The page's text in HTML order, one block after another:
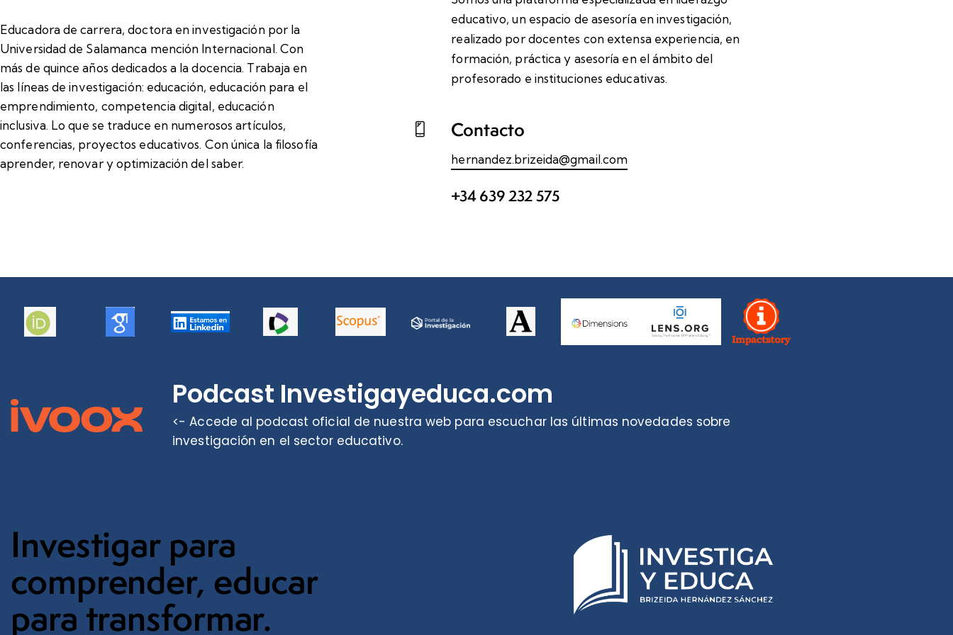
Educadora de carrera, doctora en investigación por la
Universidad de Salamanca mención Internacional. Con
más de quince años dedicados a la docencia. Trabaja en
las líneas de investigación: educación, educación para el
emprendimiento, competencia digital, educación
inclusiva. Lo que se traduce en numerosos artículos,
conferencias, proyectos educativos. Con única la filosofía
aprender, renovar y optimización del saber.
educativo, un espacio de asesoría en investigación,
realizado por docentes con extensa experiencia, en
formación, práctica y asesoría en el ámbito del
profesorado e instituciones educativas.
Contacto
hernandez.brizeida@gmail.com
+34 639 232 575
Podcast Investigayeduca.com
<- Accede al podcast oficial de nuestra web para escuchar las últimas novedades sobre
investigación en el sector educativo.
Investigar para
comprender, educar
para transformar.